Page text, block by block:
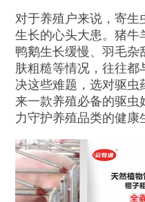
对于养殖户来说，寄生
生长的心头大患。猪牛
鸭鹅生长缓慢、羽毛杂
肤粗糙等情况，往往
决这些难题，选对驱虫
来一款养殖必备的驱虫
力守护养殖品类的健康